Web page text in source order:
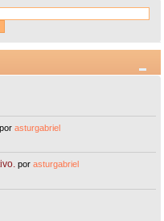
porasturgabriel
porasturgabriel